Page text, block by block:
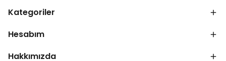
Kategoriler
Hesabım
Hakkımızda